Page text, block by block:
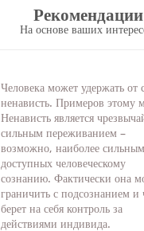
Рекомендации
На основе ваших
Человека может удержать от
ненависть. Примеров этому
Ненависть является
сильным переживанием –
возможно, наиболее
доступных человеческому
сознанию. Фактически она
граничить с подсознанием и
берет на себя контроль за
действиями индивида.